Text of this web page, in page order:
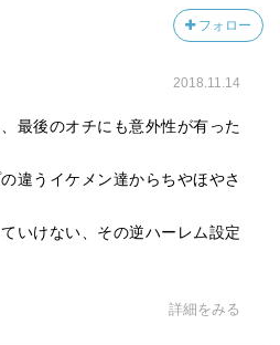
フォロー
2018.11.14
最後のオチにも意外性が有った
違うイケメン達からちやほやさ
いけない、その逆ハーレム設定
詳細をみる